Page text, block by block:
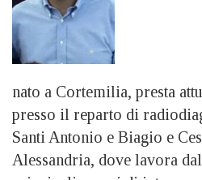
nato a Cortemilia, presta
presso il reparto di
Santi Antonio e Biagio e
Alessandria, dove lavora